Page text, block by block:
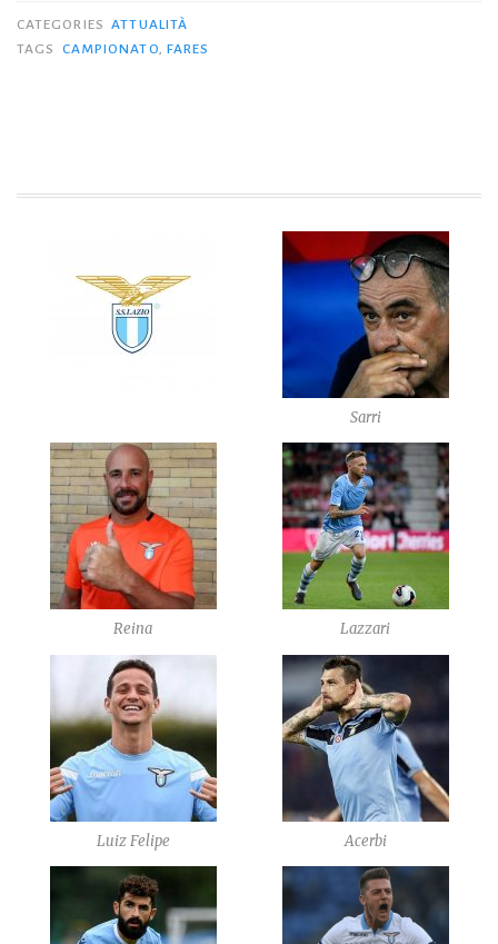
CATEGORIES ATTUALITÀ
TAGS
CAMPIONATO FARES
Sarri
Reina Lazzari
Luiz Felipe Acerbi